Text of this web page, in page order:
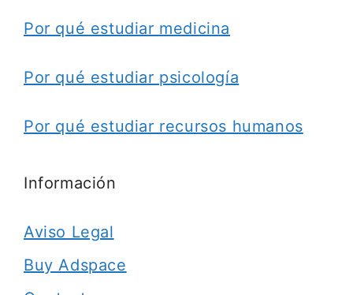
Por qué estudiar medicina
Por qué estudiar psicología
Por qué estudiar recursos humanos
Información
Aviso Legal
Buy Adspace